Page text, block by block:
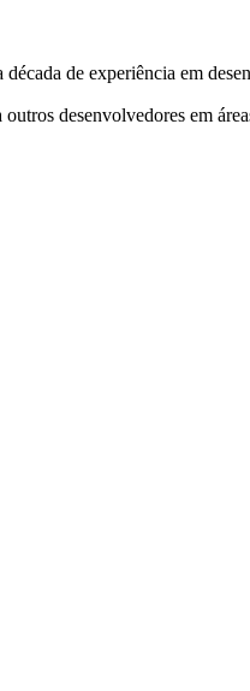
década de experiência em
outros desenvolvedores em